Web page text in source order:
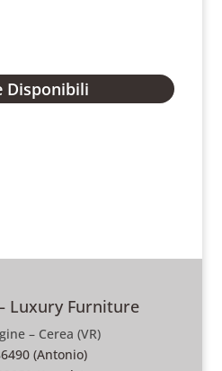
Disponibili
Luxury Furniture
– Cerea (VR)
(Antonio)